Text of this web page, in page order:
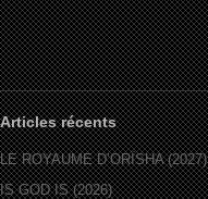
Articles récents
LE ROYAUME D’ORÏSHA (2027)
IS GOD IS (2026)